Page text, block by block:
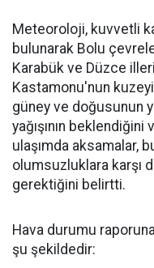
Meteoroloji, kuvvetli
bulunarak Bolu
Karabük ve Düzce
Kastamonu'nun
güney ve doğusunun
yağışının
ulaşımda aksamalar,
olumsuzluklara karşı
gerektiğini belirtti.
Hava durumu
şu şekildedir: